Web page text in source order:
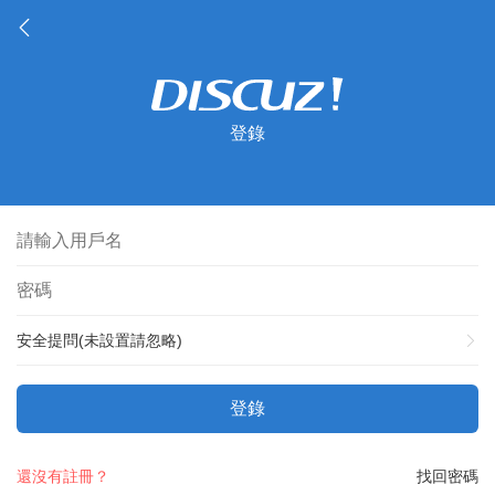
登錄
安全提問(未設置請忽略)
登錄
找回密碼
還沒有註冊？